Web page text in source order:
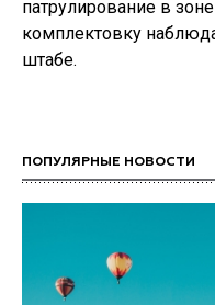
патрулирование в
комплектовку
штабе.
ПОПУЛЯРНЫЕ НОВОСТИ